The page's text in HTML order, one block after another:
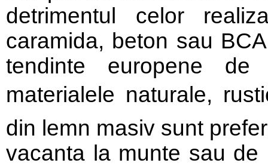
detrimentul celor
caramida, beton sau
tendinte europene
materialele naturale,
din lemn masiv sunt
vacanta la munte sau de